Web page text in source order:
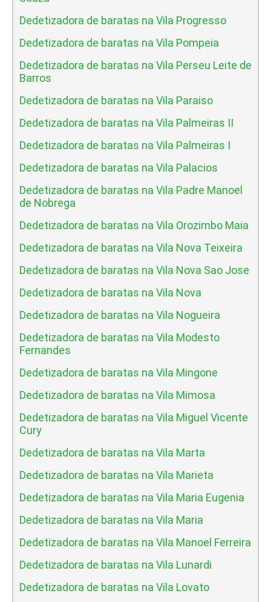
Dedetizadora de baratas na Vila Progresso
Dedetizadora de baratas na Vila Pompeia
Dedetizadora de baratas na Vila Perseu Leite de
Barros
Dedetizadora de baratas na Vila Paraiso
Dedetizadora de baratas na Vila Palmeiras II
Dedetizadora de baratas na Vila Palmeiras I
Dedetizadora de baratas na Vila Palacios
Dedetizadora de baratas na Vila Padre Manoel
de Nobrega
Dedetizadora de baratas na Vila Orozimbo Maia
Dedetizadora de baratas na Vila Nova Teixeira
Dedetizadora de baratas na Vila Nova Sao Jose
Dedetizadora de baratas na Vila Nova
Dedetizadora de baratas na Vila Nogueira
Dedetizadora de baratas na Vila Modesto
Fernandes
Dedetizadora de baratas na Vila Mingone
Dedetizadora de baratas na Vila Mimosa
Dedetizadora de baratas na Vila Miguel Vicente
Cury
Dedetizadora de baratas na Vila Marta
Dedetizadora de baratas na Vila Marieta
Dedetizadora de baratas na Vila Maria Eugenia
Dedetizadora de baratas na Vila Maria
Dedetizadora de baratas na Vila Manoel Ferreira
Dedetizadora de baratas na Vila Lunardi
Dedetizadora de baratas na Vila Lovato